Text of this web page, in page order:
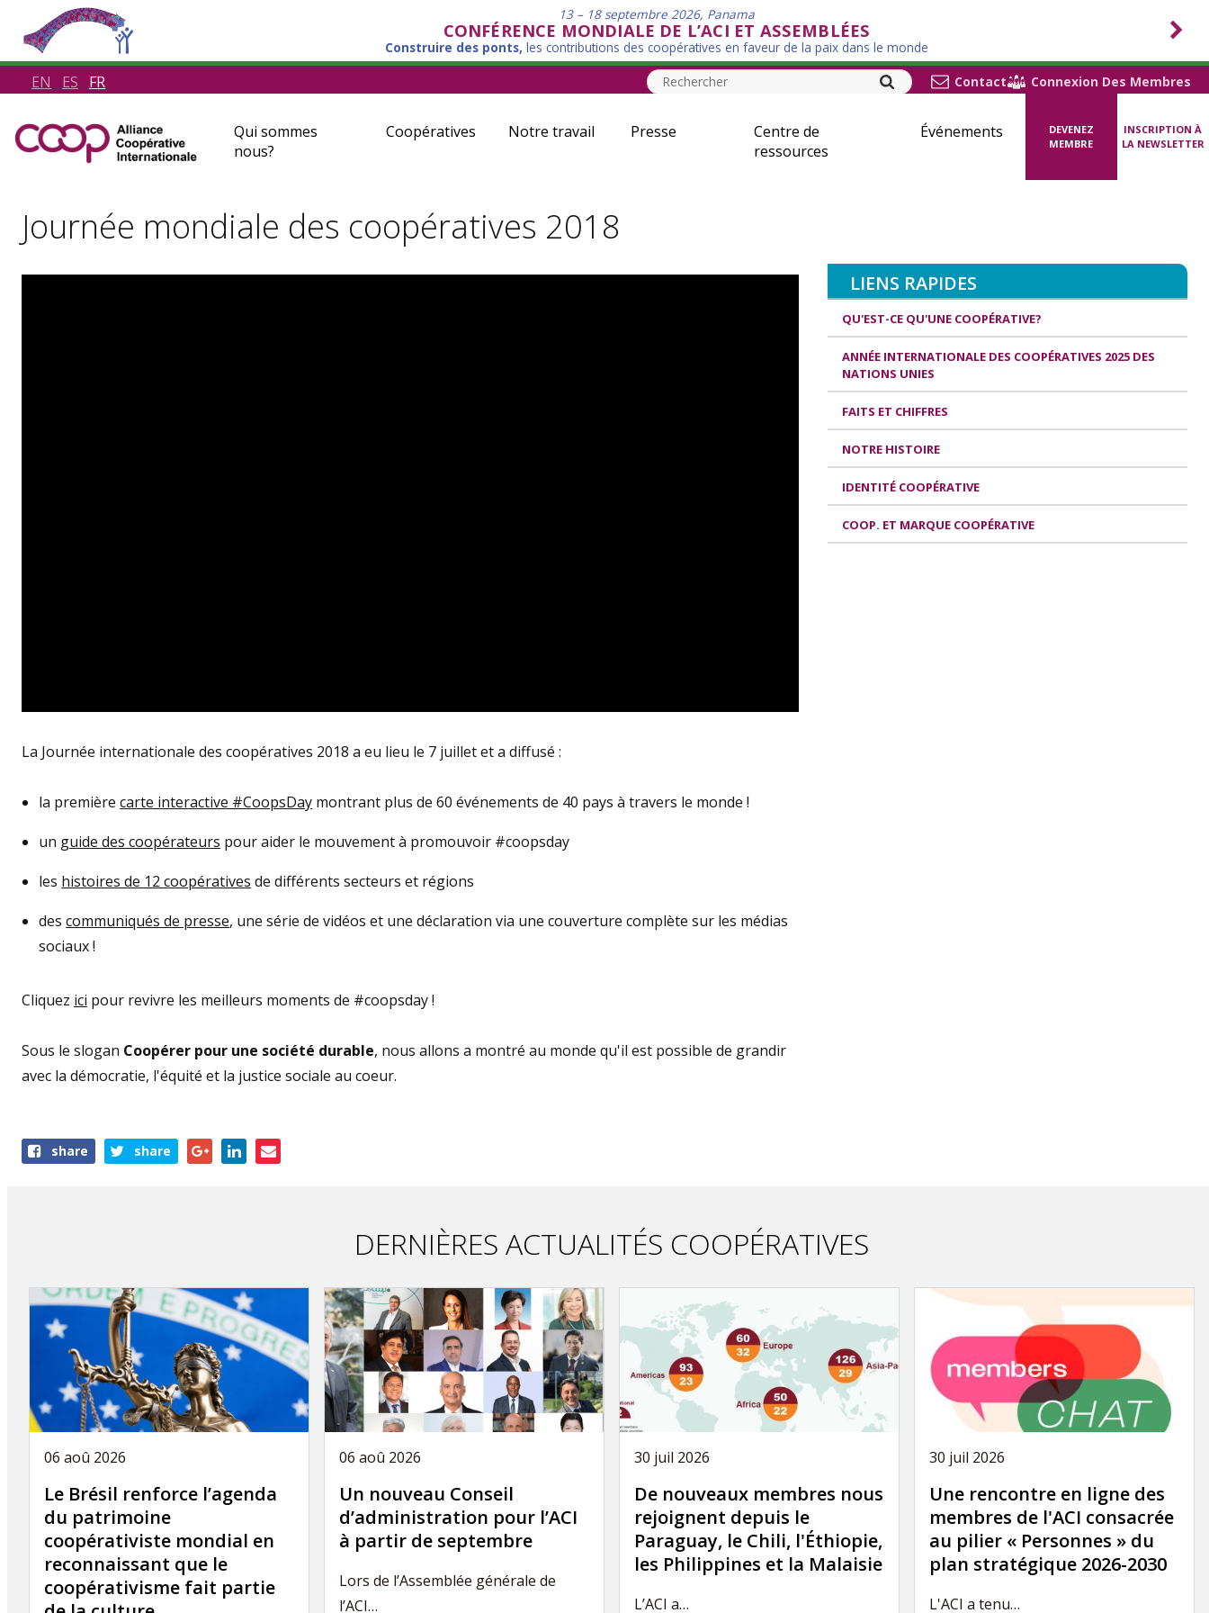
13 – 18 septembre 2026, Panama
CONFÉRENCE MONDIALE DE L’ACI ET ASSEMBLÉES
Construire des ponts, les contributions des coopératives en faveur de la paix dans le monde
EN ES FR Contact Connexion Des Membres
Qui sommes
nous?
Coopératives Notre travail Presse
Centre de
ressources
Événements
DEVENEZ
MEMBRE
INSCRIPTION À
LA NEWSLETTER
Journée mondiale des coopératives 2018
La Journée internationale des coopératives 2018 a eu lieu le 7 juillet et a diffusé :
la premièrecarte interactive #CoopsDay montrant plus de 60 événements de 40 pays à travers le monde !
un guide des coopérateurs pour aider le mouvement à promouvoir #coopsday
les histoires de 12 coopératives de différents secteurs et régions
descommuniqués de presse, une série de vidéos et une déclaration via une couverture complète sur les médias
sociaux !
Cliquez ici pour revivre les meilleurs moments de #coopsday !
Sous le slogan Coopérer pour une société durable, nous allons a montré au monde qu'il est possible de grandir
avec la démocratie, l'équité et la justice sociale au coeur.
Shareshare share
DERNIÈRES ACTUALITÉS COOPÉRATIVES
06 aoû 2026
Le Brésil renforce l’agenda
du patrimoine
coopérativiste mondial en
reconnaissant que le
coopérativisme fait partie
06 aoû 2026
Un nouveau Conseil
d’administration pour l’ACI
à partir de septembre
Lors de l’Assemblée générale de
l’ACI…
30 juil 2026
De nouveaux membres nous
rejoignent depuis le
Paraguay, le Chili, l'Éthiopie,
les Philippines et la Malaisie
L’ACI a…
30 juil 2026
Une rencontre en ligne des
membres de l'ACI consacrée
au pilier « Personnes » du
plan stratégique 2026-2030
L'ACI a tenu…
LIENS RAPIDES
QU'EST-CE QU'UNE COOPÉRATIVE?
ANNÉE INTERNATIONALE DES COOPÉRATIVES 2025 DES
NATIONS UNIES
FAITS ET CHIFFRES
NOTRE HISTOIRE
IDENTITÉ COOPÉRATIVE
COOP. ET MARQUE COOPÉRATIVE